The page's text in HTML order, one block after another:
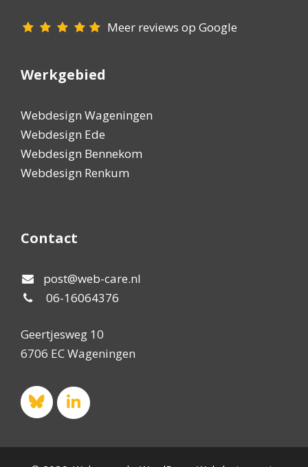
Meer reviews op Google
Werkgebied
Webdesign Wageningen
Webdesign Ede
Webdesign Bennekom
Webdesign Renkum
Contact
post@web-care.nl
06-16064376
Geertjesweg 10
6706 EC Wageningen